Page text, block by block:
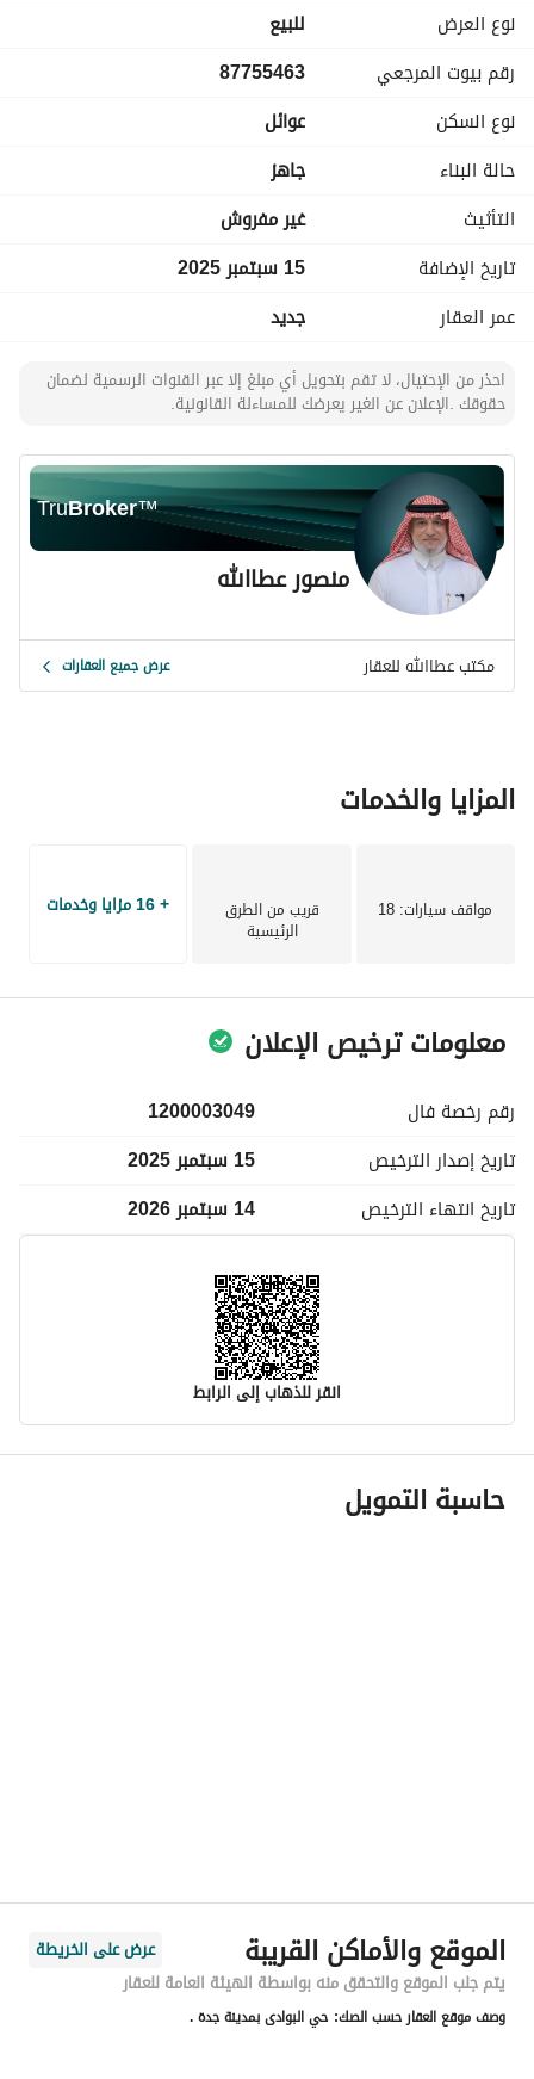
نوع العرض
للبيع
رقم بيوت المرجعي
87755463
نوع السكن
عوائل
حالة البناء
جاهز
التأثيث
غير مفروش
تاريخ الإضافة
15 سبتمبر 2025
عمر العقار
جديد
احذر من الإحتيال، لا تقم بتحويل أي مبلغ إلا عبر القنوات الرسمية لضمان
حقوقك .الإعلان عن الغير يعرضك للمساءلة القانونية.
TruBroker™
منصور عطاالله
مكتب عطاالله للعقار عرض جميع العقارات
المزايا والخدمات
مواقف سيارات: 18 قريب من الطرق
الرئيسية
+ 16 مزايا وخدمات
معلومات ترخيص الإعلان
رقم رخصة فال
1200003049
تاريخ إصدار الترخيص
15 سبتمبر 2025
تاريخ انتهاء الترخيص 14 سبتمبر 2026
انقر للذهاب إلى الرابط
معلومات مسؤول الإعلان
اسم المسؤول
رقم المبنى
6360
الرقم الاضافي
3130
حاسبة التمويل
الموقع والأماكن القريبة
عرض على الخريطة
يتم جلب الموقع والتحقق منه بواسطة الهيئة العامة للعقار
وصف موقع العقار حسب الصك: حي البوادى بمدينة جدة .